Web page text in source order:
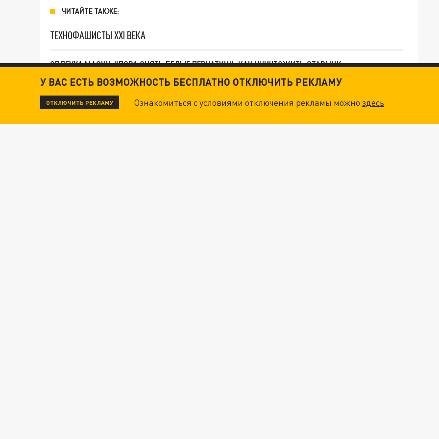
ЧИТАЙТЕ ТАКЖЕ:
ТЕХНОФАШИСТЫ XXI ВЕКА
ОПЛЕУХА МАСКУ. "ПОРА СНЯТЬ БЕЛЫЕ ПЕРЧАТКИ": КАК УНИЧТОЖИТЬ STARLINK
ДАНЯ С ДАШЕЙ СПАСЛИСЬ ОТ БОЕВИКОВ ВСУ. НО БЕДЫ ДЛЯ МАЛЫШЕЙ НЕ ЗАКОНЧИЛИСЬ
"ОЧЕНЬ ПЛОХИЕ НОВОСТИ": БОЛЬШАЯ ОШИБКА PALANTIR В РОССИИ. СТРАНЫ НАТО ВПЕРВЫЕ ЗА СВО ОСТАНОВИЛИ ПОСТАВКИ ОРУЖИЯ. ВСУ ТЕРЯЮТ ПРИГРАНИЧЬЕ?
У ВАС ЕСТЬ ВОЗМОЖНОСТЬ БЕСПЛАТНО ОТКЛЮЧИТЬ РЕКЛАМУ
ОТКЛЮЧИТЬ РЕКЛАМУ Ознакомиться с условиями отключения рекламы можноздесь